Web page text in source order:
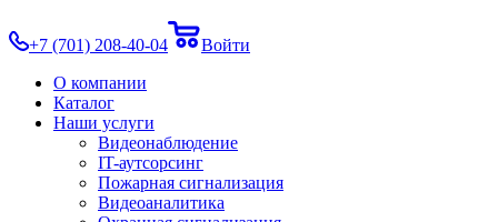
+7 (701) 208-40-04
Войти
О компании
Каталог
Наши услуги
Видеонаблюдение
IT-аутсорсинг
Пожарная сигнализация
Видеоаналитика